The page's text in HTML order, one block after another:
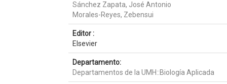
Sánchez Zapata, José Antonio
Morales-Reyes, Zebensui
Editor :
Elsevier
Departamento:
Departamentos de la UMH::Biología Aplicada